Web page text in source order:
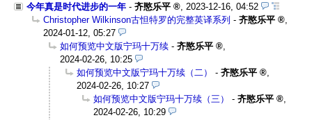
今年真是时代进步的一年 -齐愍乐平
2023-12-16, 04:52
Christopher Wilkinson古怛特罗的完整英译系列 -齐愍乐平
2024-01-12, 05:27
如何预览中文版宁玛十万续 -齐愍乐平
2024-02-26, 10:25
如何预览中文版宁玛十万续（二）
-齐愍乐平
2024-02-26, 10:27
如何预览中文版宁玛十万续（三）
-齐愍乐平
2024-02-26, 10:29